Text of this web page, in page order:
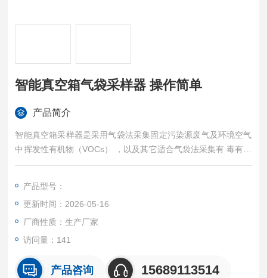
智能真空箱气袋采样器 操作简单
产品简介
智能真空箱采样器是采用气袋法采集固定污染源废气及环境空气
中挥发性有机物（VOCs） ，以及其它适合气袋法采集有 毒有害
气体的采样器。可满足无人值守定时、定量、定体积采集1-4个
品不经过采样泵直接进入气袋 ，对样品无污染 ，可用于环保、
卫生、劳动、安检、军事、科研、教育等领域采集废气。智能真
空箱气袋采样器 操作简单
产品型号：
更新时间：2026-05-16
厂商性质：生产厂家
访问量：141
产品咨询 15689113514